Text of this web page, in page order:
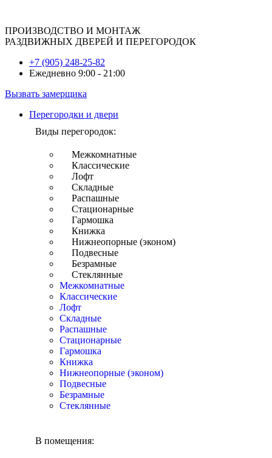
ПРОИЗВОДСТВО И МОНТАЖ
РАЗДВИЖНЫХ ДВЕРЕЙ И ПЕРЕГОРОДОК
+7 (905) 248-25-82
Ежедневно 9:00 - 21:00
Вызвать замерщика
Перегородки и двери
Виды перегородок:
Межкомнатные
Классические
Лофт
Складные
Распашные
Стационарные
Гармошка
Книжка
Нижнеопорные (эконом)
Подвесные
Безрамные
Стеклянные
Межкомнатные
Классические
Лофт
Складные
Распашные
Стационарные
Гармошка
Книжка
Нижнеопорные (эконом)
Подвесные
Безрамные
Стеклянные
В помещения: